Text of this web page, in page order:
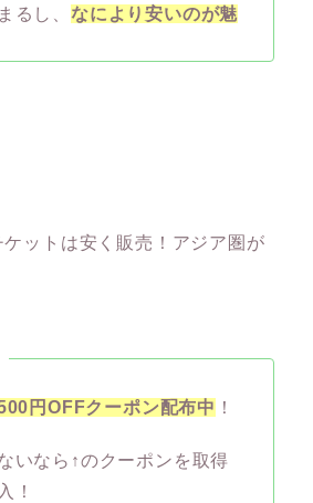
るし、 なにより安いのが魅
ットは安く販売！アジア圏が
円OFFクーポン配布中 ！
いなら↑のクーポンを取得
！